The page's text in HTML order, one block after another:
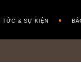
TỨC & SỰ KIỆN